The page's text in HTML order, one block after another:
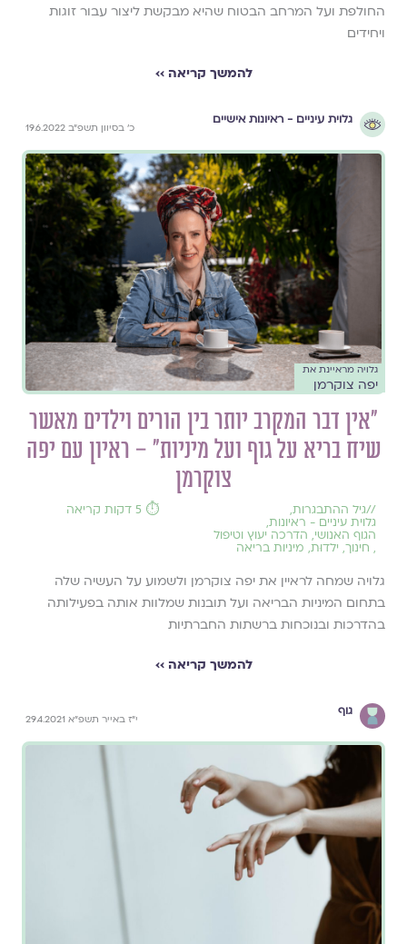
החולפת ועל המרחב הבטוח שהיא מבקשת ליצור עבור זוגות
ויחידים
להמשך קריאה ››
גלוית עיניים - ראיונות אישיים
כ׳ בסיוון תשפ״ב 19.6.2022
גלויה מראיינת את
יפה צוקרמן
״אין דבר המקרב יותר בין הורים וילדים מאשר
שיח בריא על גוף ועל מיניות״ – ראיון עם יפה
צוקרמן
//גיל ההתבגרות,
גלוית עיניים - ראיונות,
הגוף האנושי, הדרכה יעוץ וטיפול
, חינוך, ילדוּת, מיניות בריאה
⏱️ 5 דקות קריאה
גלויה שמחה לראיין את יפה צוקרמן ולשמוע על העשיה שלה
בתחום המיניות הבריאה ועל תובנות שמלוות אותה בפעילותה
בהדרכות ובנוכחות ברשתות החברתיות
להמשך קריאה ››
גוף
י"ז באייר תשפ"א 29.4.2021